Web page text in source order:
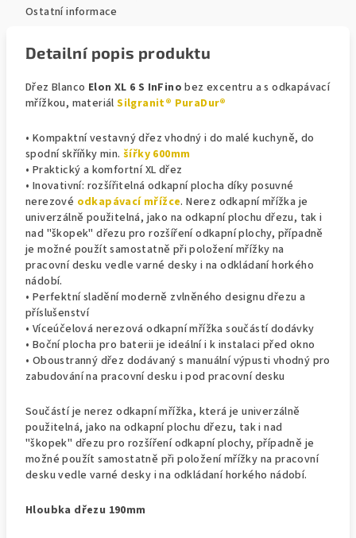
Ostatní informace
Detailní popis produktu
Dřez Blanco Elon XL 6 S InFino bez excentru a s odkapávací
mřížkou, materiál Silgranit® PuraDur®
• Kompaktní vestavný dřez vhodný i do malé kuchyně, do
spodní skříňky min.šířky 600mm
• Praktický a komfortní XL dřez
• Inovativní: rozšířitelná odkapní plocha díky posuvné
nerezové odkapávací mřížce. Nerez odkapní mřížka je
univerzálně použitelná, jako na odkapní plochu dřezu, tak i
nad "škopek" dřezu pro rozšíření odkapní plochy, případně
je možné použít samostatně při položení mřížky na
pracovní desku vedle varné desky i na odkládaní horkého
nádobí.
• Perfektní sladění moderně zvlněného designu dřezu a
příslušenství
• Víceúčelová nerezová odkapní mřížka součástí dodávky
• Boční plocha pro baterii je ideální i k instalaci před okno
• Oboustranný dřez dodávaný s manuální výpusti vhodný pro
zabudování na pracovní desku i pod pracovní desku
Součástí je nerez odkapní mřížka, která je univerzálně
použitelná, jako na odkapní plochu dřezu, tak i nad
"škopek" dřezu pro rozšíření odkapní plochy, případně je
možné použít samostatně při položení mřížky na pracovní
desku vedle varné desky i na odkládaní horkého nádobí.
Hloubka dřezu 190mm